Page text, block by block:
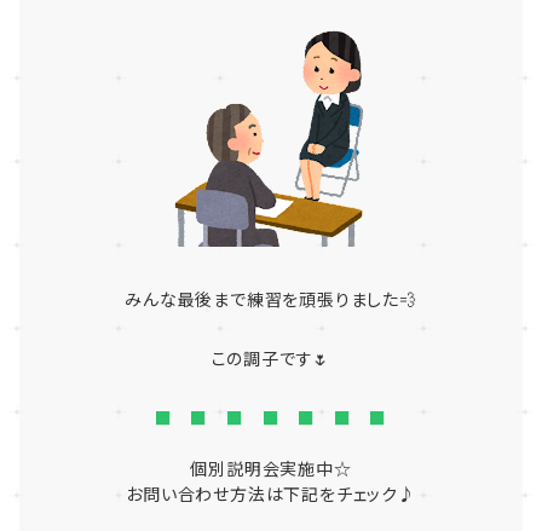
みんな最後まで練習を頑張りました💨
この調子です🌷
■ ■ ■ ■ ■ ■ ■
個別説明会実施中☆
お問い合わせ方法は下記をチェック♪